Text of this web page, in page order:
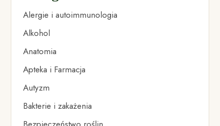
Alergie i autoimmunologia
Alkohol
Anatomia
Apteka i Farmacja
Autyzm
Bakterie i zakażenia